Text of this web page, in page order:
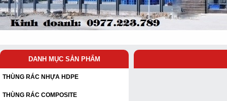
DANH MỤC SẢN PHẨM
THÙNG RÁC NHỰA HDPE
THÙNG RÁC COMPOSITE